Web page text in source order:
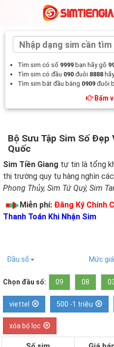
Tìm sim có số 9999 bạn hãy gõ
Tìm sim có đầu 090 đuôi 8888
Tìm sim bắt đầu bằng 0909 đuôi
Bấm
Bộ Sưu Tập Sim Số
Quốc
Sim Tiền Giang tự tin là tổng
thị trường quy tụ hàng nghìn
Phong Thủy, Sim Tứ Quý, Sim
Miễn phí: Đăng Ký Chính
Thanh Toán Khi Nhận Sim
Đầu số Mức
Chọn đầu số: 09 08
viettel 500 -1 triệu
xóa bộ lọc